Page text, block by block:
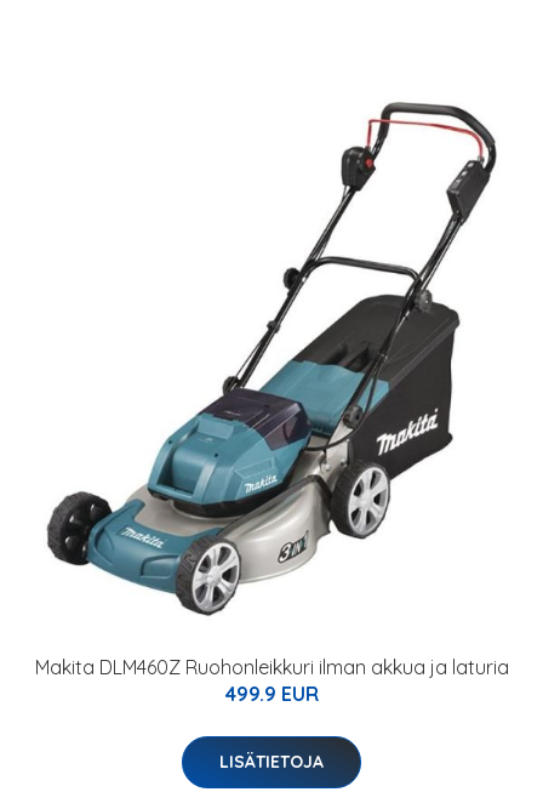
Makita DLM460Z Ruohonleikkuri ilman akkua ja laturia
499.9 EUR
LISÄTIETOJA